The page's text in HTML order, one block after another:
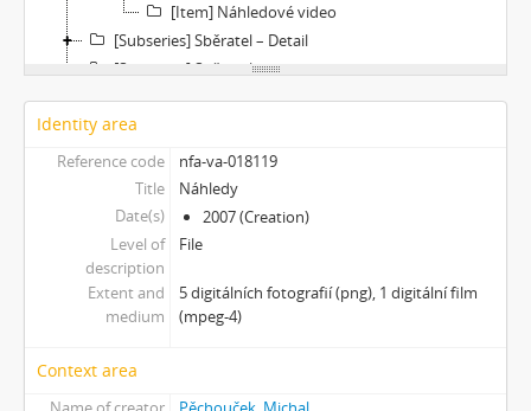
[Item] Náhledové video
[Subseries] Sběratel – Detail
[Subseries] Sběratel
[Subseries] Studna
[Subseries] Polednice
[Subseries] 13. revír
[Subseries] Po stopách krve
[Subseries] Spejbl a Hurvínek
[Subseries] Větev – Prorážení televize větví
[Subseries] 16 Sketches of Dialogue
[Subseries] Air
[Subseries] Air – Znělka
[Subseries] Le Cuoche
Identity area
Reference code
nfa-va-018119
Title
Náhledy
Date(s)
2007 (Creation)
Level of
description
File
Extent and
medium
5 digitálních fotografií (png), 1 digitální film
(mpeg-4)
Context area